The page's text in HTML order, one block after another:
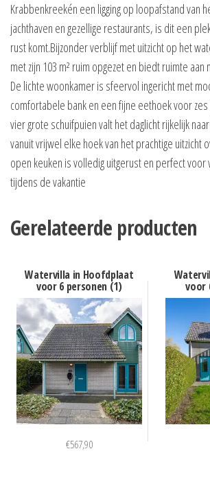
Krabbenkreekén een ligging op loopafstand van
jachthaven en gezellige restaurants, is dit een
rust komt.Bijzonder verblijf met uitzicht op het
met zijn 103 m² ruim opgezet en biedt ruimte aan
De lichte woonkamer is sfeervol ingericht met
comfortabele bank en een fijne eethoek voor
vier grote schuifpuien valt het daglicht rijkelijk
vanuit vrijwel elke hoek van het prachtige uitzicht
open keuken is volledig uitgerust en perfect voor
tijdens de vakantie
Gerelateerde producten
Watervilla in Hoofdplaat
voor 6 personen (1)
€567,90
voor